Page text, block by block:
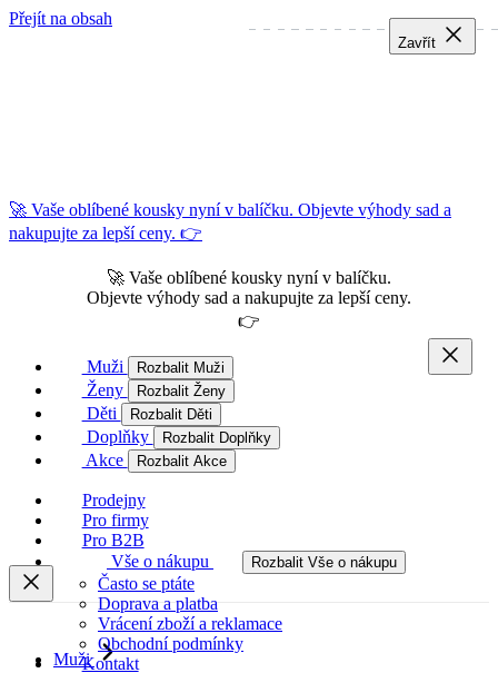
Přejít na obsah
🚀 Vaše oblíbené kousky nyní v balíčku. Objevte výhody sad a
nakupujte za lepší ceny. 👉
🚀 Vaše oblíbené kousky nyní v balíčku.
Objevte výhody sad a nakupujte za lepší ceny.
👉
Muži Rozbalit Muži
Ženy Rozbalit Ženy
Děti Rozbalit Děti
Doplňky Rozbalit Doplňky
Akce Rozbalit Akce
Prodejny
Pro firmy
Pro B2B
Vše o nákupu
Rozbalit Vše o nákupu
Často se ptáte
Doprava a platba
Vrácení zboží a reklamace
Obchodní podmínky
Kontakt
Muži
Zavřít
Zavřít
Zavřít